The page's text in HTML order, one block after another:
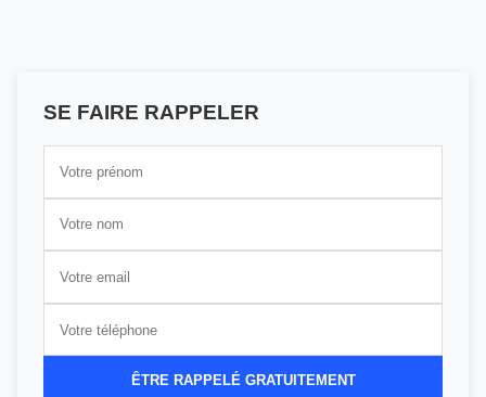
SE FAIRE RAPPELER
ÊTRE RAPPELÉ GRATUITEMENT